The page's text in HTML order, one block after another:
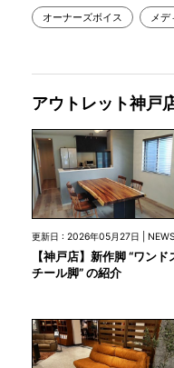
オーナーズボイス メデ
アウトレット神戸
更新日 : 2026年05月27日 | NEWS
【神戸店】新作脚 “ワンド
チール脚” の紹介